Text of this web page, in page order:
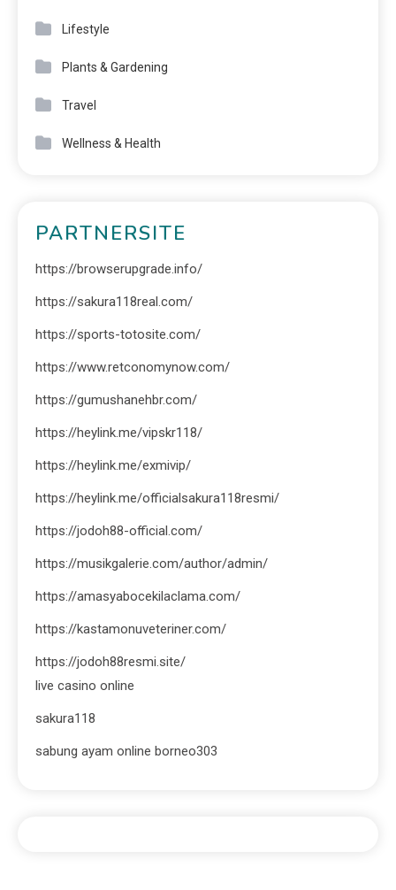
Lifestyle
Plants & Gardening
Travel
Wellness & Health
PARTNERSITE
https://browserupgrade.info/
https://sakura118real.com/
https://sports-totosite.com/
https://www.retconomynow.com/
https://gumushanehbr.com/
https://heylink.me/vipskr118/
https://heylink.me/exmivip/
https://heylink.me/officialsakura118resmi/
https://jodoh88-official.com/
https://musikgalerie.com/author/admin/
https://amasyabocekilaclama.com/
https://kastamonuveteriner.com/
https://jodoh88resmi.site/
live casino online
sakura118
sabung ayam online borneo303